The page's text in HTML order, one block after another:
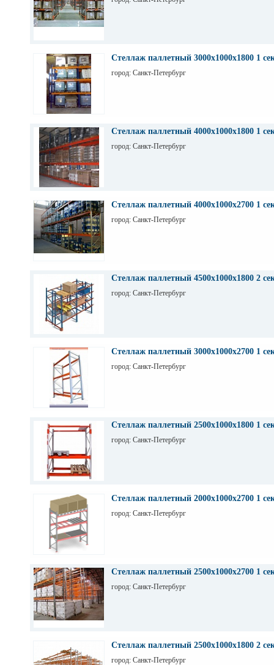
Стеллаж паллетный 3000х1000х1800 1
город: Санкт-Петербург
Стеллаж паллетный 4000х1000х1800 1
город: Санкт-Петербург
Стеллаж паллетный 4000х1000х2700 1
город: Санкт-Петербург
Стеллаж паллетный 4500х1000х1800 2
город: Санкт-Петербург
Стеллаж паллетный 3000х1000х2700 1
город: Санкт-Петербург
Стеллаж паллетный 2500х1000х1800 1
город: Санкт-Петербург
Стеллаж паллетный 2000х1000х2700 1
город: Санкт-Петербург
Стеллаж паллетный 2500х1000х2700 1
город: Санкт-Петербург
Стеллаж паллетный 2500х1000х1800 2
город: Санкт-Петербург